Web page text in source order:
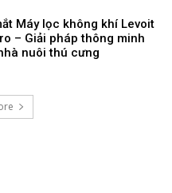
Máy lọc không khí Levoit
– Giải pháp thông minh
nuôi thú cưng